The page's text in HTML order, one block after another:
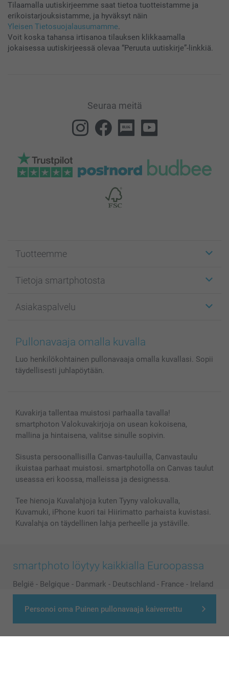
Personoi oma Puinen pullonavaaja kaiverrettu
Tilaamalla uutiskirjeemme saat tietoa tuotteistamme ja
erikoistarjouksistamme, ja hyväksyt näin
Yleisen Tietosuojalausumamme.
Voit koska tahansa irtisanoa tilauksen klikkaamalla
jokaisessa uutiskirjeessä olevaa “Peruuta uutiskirje”-linkkiä.
Seuraa meitä
Tuotteemme
Kuvakortit
Kuvakirjat
Valokuvat, Julisteet & Taskukirjat
Kännykkä & Tabletti
MyNameBook
Kuvakalenterit & Päivyrit
Kaikki kuvatuotteet
Tietoja smartphotosta
Affiliate ohjelma
Evästekäytäntö
Ehdot/takuut
Investor Relations
Asiakaspalvelu
100% tyytyväisyystakuu
Hinnat & maksutavat
Tilausten tila
Pullonavaaja omalla kuvalla
Luo henkilökohtainen pullonavaaja omalla kuvallasi. Sopii
täydellisesti juhlapöytään.
Kuvakirja tallentaa muistosi parhaalla tavalla!
smartphoton Valokuvakirjoja on usean kokoisena,
mallina ja hintaisena, valitse sinulle sopivin.
Sisusta persoonallisilla Canvas-tauluilla, Canvastaulu
ikuistaa parhaat muistosi. smartphotolla on Canvas taulut
useassa eri koossa, malleissa ja designessa.
Tee hienoja Kuvalahjoja kuten Tyyny valokuvalla,
Kuvamuki, iPhone kuori tai Hiirimatto parhaista kuvistasi.
Kuvalahja on täydellinen lahja perheelle ja ystäville.
smartphoto löytyy kaikkialla Euroopassa
België - Belgique - Danmark - Deutschland - France - Ireland
- Nederland - Norge - Österreich - Schweiz - Suisse -
Switzerland - Suomi - Sverige - United Kingdom -
Other Countries